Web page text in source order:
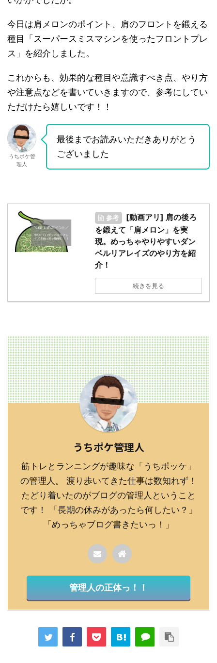
今日は肩メロンのポイント、肩のフロントを鍛える
種目「スーパースミスマシンを使ったフロントプレ
ス」を紹介しました。
これからも、効果的な種目や意識すべき点、やり方
や注意点などを書いていきますので、参考にしてい
ただけたら嬉しいです！！
うちポケ管
理人
最後までお読みいただきありがとう
ございました
参考
[動画アリ] 肩の後ろ
を鍛えて「肩メロン」を実
現。めっちゃやりやすいダン
ベルリアレイズのやり方を紹
介！
続きを見る
うちポケ管理人
筋トレとランニングが趣味な「うちポッケ」
の管理人。 渡り歩いてきた仕事は数知れず！
たどり着いたのがブログの管理人ということ
です！ 「長期の休みがあったら何したい？」
「めっちゃブログ書きたいっ！」
管理人の正体っ！！